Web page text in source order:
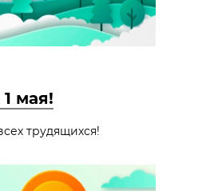
мая!
трудящихся!